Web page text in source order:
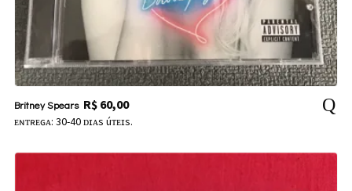
Britney Spears R$60,00
ᴇɴᴛʀᴇɢᴀ: 30-40 ᴅɪᴀs úᴛᴇɪs.